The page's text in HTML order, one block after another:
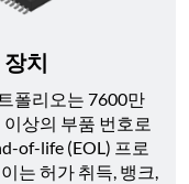
치
폴리오는 7600만
상의 부품 번호로
of-life (EOL) 프로
는 허가 취득, 뱅크,